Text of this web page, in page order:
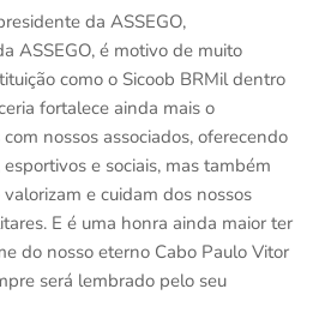
da ASSEGO,
ASSEGO, é motivo de muito
como o Sicoob BRMil dentro
fortalece ainda mais o
nossos associados, oferecendo
e sociais, mas também
e cuidam dos nossos
E é uma honra ainda maior ter
do nosso eterno Cabo Paulo Vitor
será lembrado pelo seu